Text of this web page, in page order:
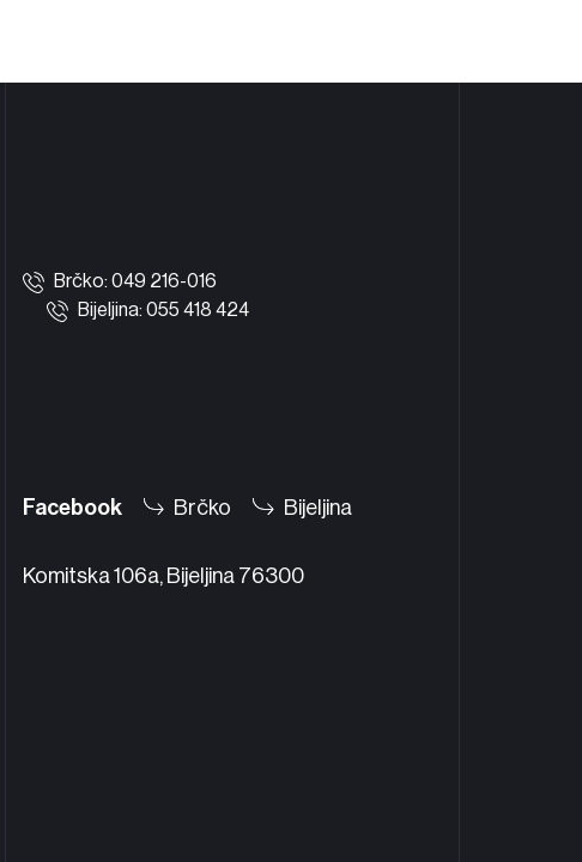
76300Brčko: 049 216-016
Bijeljina: 055 418 424
Facebook Brčko Bijeljina
Komitska 106a, Bijeljina 76300